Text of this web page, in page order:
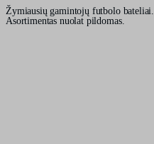
Žymiausių gamintojų futbolo bateliai.
Asortimentas nuolat pildomas.